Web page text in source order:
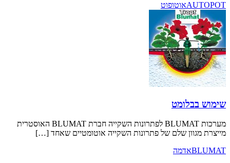
אוטופוט
מערכות BLUMAT לפתרונות השקייה חברת BLUMAT האוסטרית
שלם של פתרונות השקייה אוטומטיים שאחד […]
אדמה